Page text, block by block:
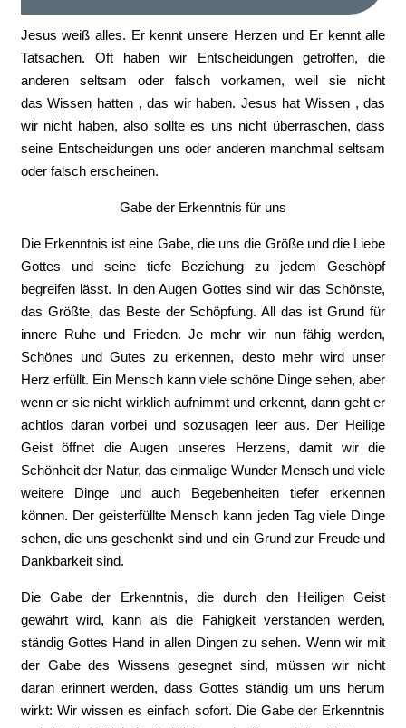
Jesus weiß alles. Er kennt unsere Herzen und Er kennt alle
Tatsachen. Oft haben wir Entscheidungen getroffen, die
anderen seltsam oder falsch vorkamen, weil sie nicht
das Wissen hatten , das wir haben. Jesus hat Wissen , das
wir nicht haben, also sollte es uns nicht überraschen, dass
seine Entscheidungen uns oder anderen manchmal seltsam
oder falsch erscheinen.
Gabe der Erkenntnis für uns
Die Erkenntnis ist eine Gabe, die uns die Größe und die Liebe
Gottes und seine tiefe Beziehung zu jedem Geschöpf
begreifen lässt. In den Augen Gottes sind wir das Schönste,
das Größte, das Beste der Schöpfung. All das ist Grund für
innere Ruhe und Frieden. Je mehr wir nun fähig werden,
Schönes und Gutes zu erkennen, desto mehr wird unser
Herz erfüllt. Ein Mensch kann viele schöne Dinge sehen, aber
wenn er sie nicht wirklich aufnimmt und erkennt, dann geht er
achtlos daran vorbei und sozusagen leer aus. Der Heilige
Geist öffnet die Augen unseres Herzens, damit wir die
Schönheit der Natur, das einmalige Wunder Mensch und viele
weitere Dinge und auch Begebenheiten tiefer erkennen
können. Der geisterfüllte Mensch kann jeden Tag viele Dinge
sehen, die uns geschenkt sind und ein Grund zur Freude und
Dankbarkeit sind.
Die Gabe der Erkenntnis, die durch den Heiligen Geist
gewährt wird, kann als die Fähigkeit verstanden werden,
ständig Gottes Hand in allen Dingen zu sehen. Wenn wir mit
der Gabe des Wissens gesegnet sind, müssen wir nicht
daran erinnert werden, dass Gottes ständig um uns herum
wirkt: Wir wissen es einfach sofort. Die Gabe der Erkenntnis